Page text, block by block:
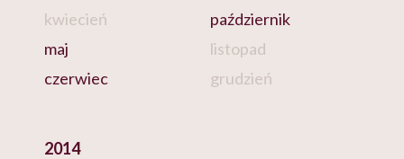
kwiecień
maj
czerwiec
październik
listopad
grudzień
2014